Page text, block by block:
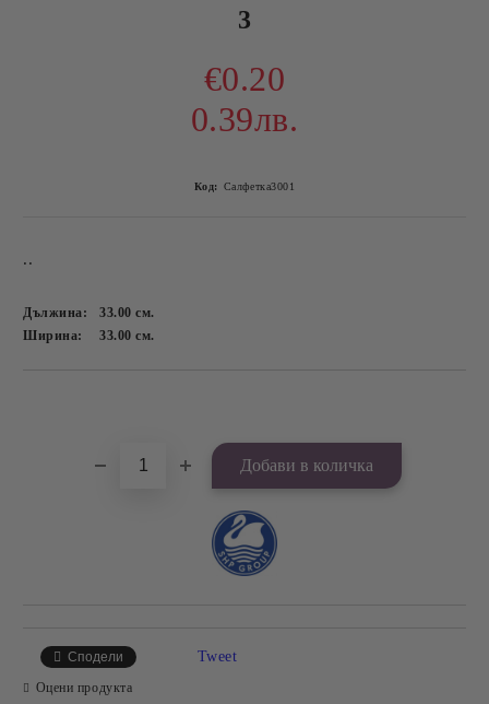
3
€0.20
0.39лв.
Код: Салфетка3001
..
Дължина: 33.00см.
Ширина:
33.00см.
Сподели Tweet
Оцени продукта